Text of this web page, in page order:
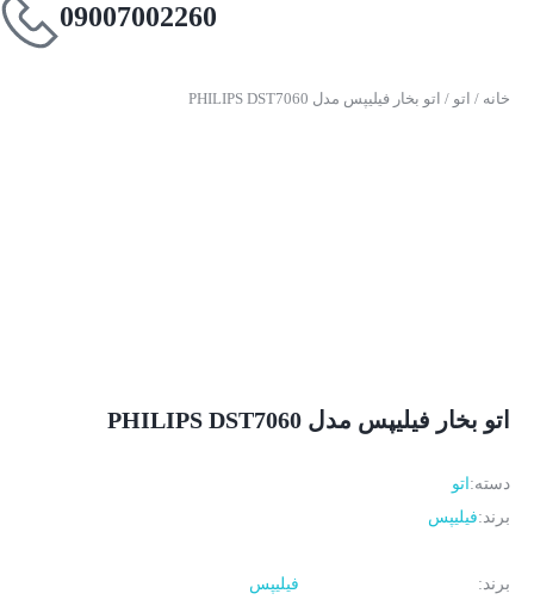
09007002260
خانه / اتو / اتو بخار فیلیپس مدل PHILIPS DST7060
اتو بخار فیلیپس مدل PHILIPS DST7060
دسته: اتو
برند:فیلیپس
برند: فیلیپس